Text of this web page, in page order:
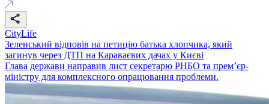
CityLife
Зеленський відповів на петицію батька хлопчика, який
загинув через ДТП на Караваєвих дачах у Києві
Глава держави направив лист секретарю РНБО та премʼєр-
міністру для комплексного опрацювання проблеми.